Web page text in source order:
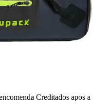
Creditados apos a